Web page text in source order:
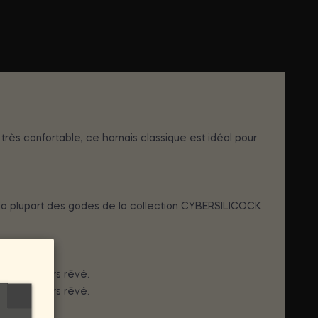
confortable, ce harnais classique est idéal pour
plupart des godes de la collection CYBERSILICOCK
toujours rêvé.
toujours rêvé.